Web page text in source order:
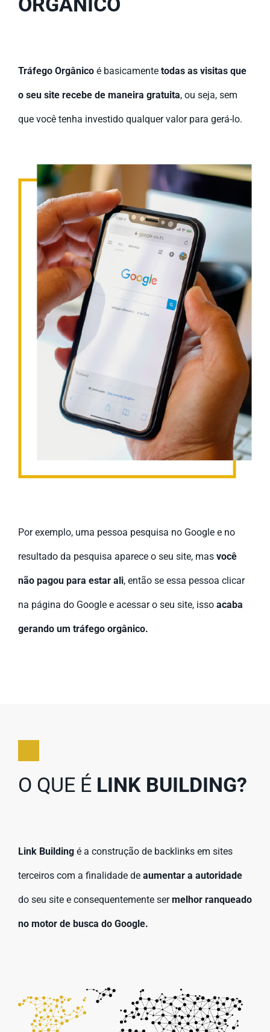
Tráfego Orgânico é basicamente todas as visitas que
o seu site recebe de maneira gratuita, ou seja, sem
que você tenha investido qualquer valor para gerá-lo.
Por exemplo, uma pessoa pesquisa no Google e no
resultado da pesquisa aparece o seu site, mas você
não pagou para estar ali, então se essa pessoa clicar
na página do Google e acessar o seu site, isso acaba
gerando um tráfego orgânico.
O QUE É LINK BUILDING?
Link Building é a construção de backlinks em sites
terceiros com a finalidade de aumentar a autoridade
do seu site e consequentemente sermelhor ranqueado
no motor de busca do Google.